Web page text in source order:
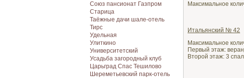
Союз пансионат Газпром
Старица
Таёжные дачи шале-отель
Тирс
Удельная
Улиткино
Университетский
Усадьба загородный клуб
Царьград Спас Тешилово
Шереметьевский парк-отель
Максимальное
Итальянский № 42
Максимальное
Первый этаж:
Второй этаж: 3